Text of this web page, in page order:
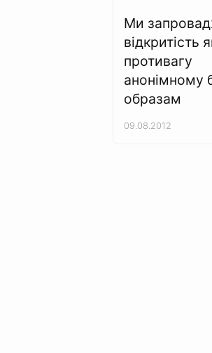
Ми
відкритість
противагу
анонімному
образам
09.08.2012